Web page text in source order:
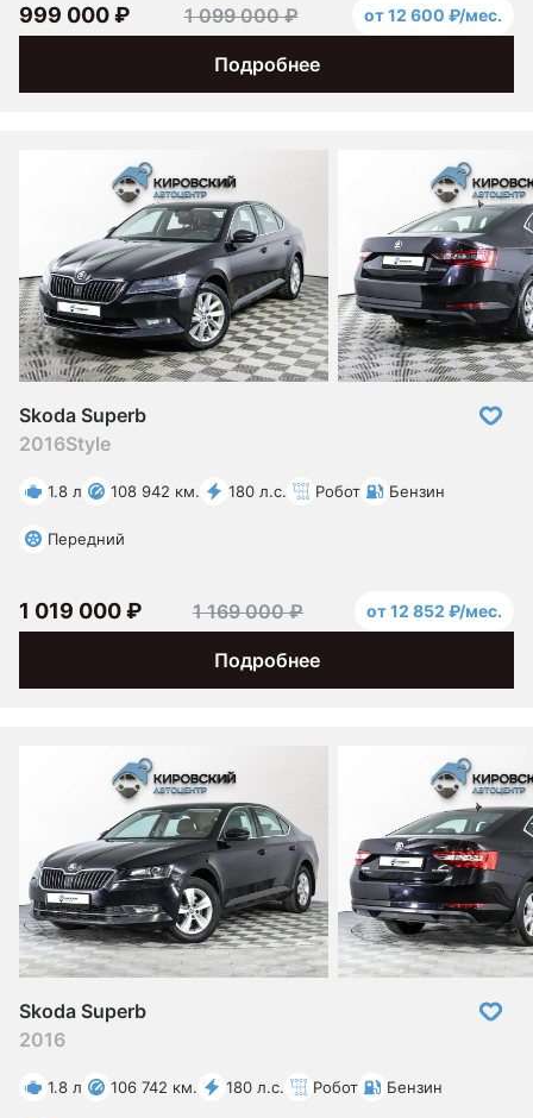
Подробнее
999 000 ₽ 1 099 000 ₽ от 12 600 ₽/мес.
Skoda Superb
2016Style
1.8 л 108 942 км. 180 л.с. Робот Бензин
Передний
Подробнее
1 019 000 ₽ 1 169 000 ₽ от 12 852 ₽/мес.
Skoda Superb
2016
1.8 л 106 742 км. 180 л.с. Робот Бензин